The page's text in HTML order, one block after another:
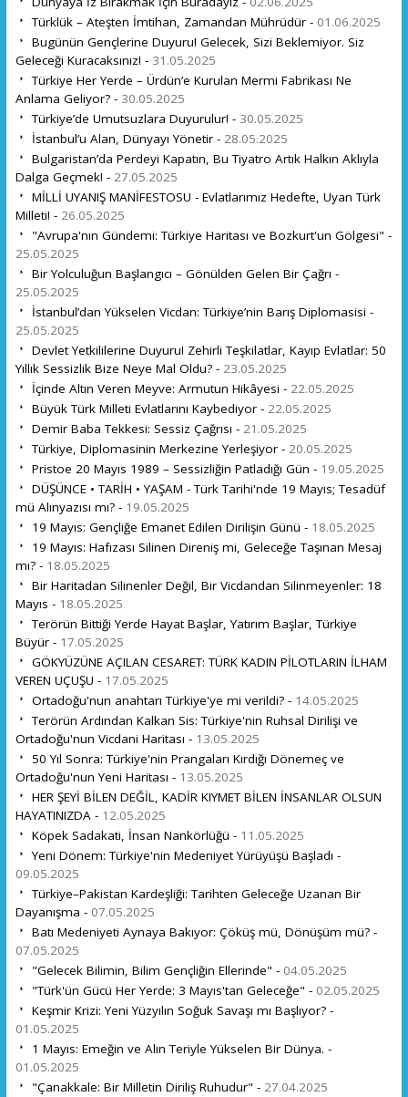
Türklük – Ateşten İmtihan, Zamandan Mührüdür - 01.06.2025
Bugünün Gençlerine Duyuru! Gelecek, Sizi Beklemiyor. Siz
Geleceği Kuracaksınız! - 31.05.2025
Türkiye Her Yerde – Ürdün’e Kurulan Mermi Fabrikası Ne
Anlama Geliyor? - 30.05.2025
Türkiye’de Umutsuzlara Duyurulur! - 30.05.2025
İstanbul’u Alan, Dünyayı Yönetir - 28.05.2025
Bulgaristan’da Perdeyi Kapatın, Bu Tiyatro Artık Halkın Aklıyla
Dalga Geçmek! - 27.05.2025
MİLLİ UYANIŞ MANİFESTOSU - Evlatlarımız Hedefte, Uyan Türk
Milleti! - 26.05.2025
"Avrupa'nın Gündemi: Türkiye Haritası ve Bozkurt'un Gölgesi" -
25.05.2025
Bir Yolculuğun Başlangıcı – Gönülden Gelen Bir Çağrı -
25.05.2025
İstanbul’dan Yükselen Vicdan: Türkiye’nin Barış Diplomasisi -
25.05.2025
Devlet Yetkililerine Duyuru! Zehirli Teşkilatlar, Kayıp Evlatlar: 50
Yıllık Sessizlik Bize Neye Mal Oldu? - 23.05.2025
İçinde Altın Veren Meyve: Armutun Hikâyesi - 22.05.2025
Büyük Türk Milleti Evlatlarını Kaybediyor - 22.05.2025
Demir Baba Tekkesi: Sessiz Çağrısı - 21.05.2025
Türkiye, Diplomasinin Merkezine Yerleşiyor - 20.05.2025
Pristoe 20 Mayıs 1989 – Sessizliğin Patladığı Gün - 19.05.2025
DÜŞÜNCE • TARİH • YAŞAM - Türk Tarihi'nde 19 Mayıs; Tesadüf
mü Alınyazısı mı? - 19.05.2025
19 Mayıs: Gençliğe Emanet Edilen Dirilişin Günü - 18.05.2025
19 Mayıs: Hafızası Silinen Direniş mi, Geleceğe Taşınan Mesaj
mı? - 18.05.2025
Bir Haritadan Silinenler Değil, Bir Vicdandan Silinmeyenler: 18
Mayıs - 18.05.2025
Terörün Bittiği Yerde Hayat Başlar, Yatırım Başlar, Türkiye
Büyür - 17.05.2025
GÖKYÜZÜNE AÇILAN CESARET: TÜRK KADIN PİLOTLARIN İLHAM
VEREN UÇUŞU - 17.05.2025
Ortadoğu'nun anahtarı Türkiye'ye mi verildi? - 14.05.2025
Terörün Ardından Kalkan Sis: Türkiye'nin Ruhsal Dirilişi ve
Ortadoğu'nun Vicdani Haritası - 13.05.2025
50 Yıl Sonra: Türkiye'nin Prangaları Kırdığı Dönemeç ve
Ortadoğu'nun Yeni Haritası - 13.05.2025
HER ŞEYİ BİLEN DEĞİL, KADİR KIYMET BİLEN İNSANLAR OLSUN
HAYATINIZDA - 12.05.2025
Köpek Sadakati, İnsan Nankörlüğü - 11.05.2025
Yeni Dönem: Türkiye'nin Medeniyet Yürüyüşü Başladı -
09.05.2025
Türkiye–Pakistan Kardeşliği: Tarihten Geleceğe Uzanan Bir
Dayanışma - 07.05.2025
Batı Medeniyeti Aynaya Bakıyor: Çöküş mü, Dönüşüm mü? -
07.05.2025
"Gelecek Bilimin, Bilim Gençliğin Ellerinde" - 04.05.2025
"Türk'ün Gücü Her Yerde: 3 Mayıs'tan Geleceğe" - 02.05.2025
Keşmir Krizi: Yeni Yüzyılın Soğuk Savaşı mı Başlıyor? -
01.05.2025
1 Mayıs: Emeğin ve Alın Teriyle Yükselen Bir Dünya. -
01.05.2025
"Çanakkale: Bir Milletin Diriliş Ruhudur" - 27.04.2025